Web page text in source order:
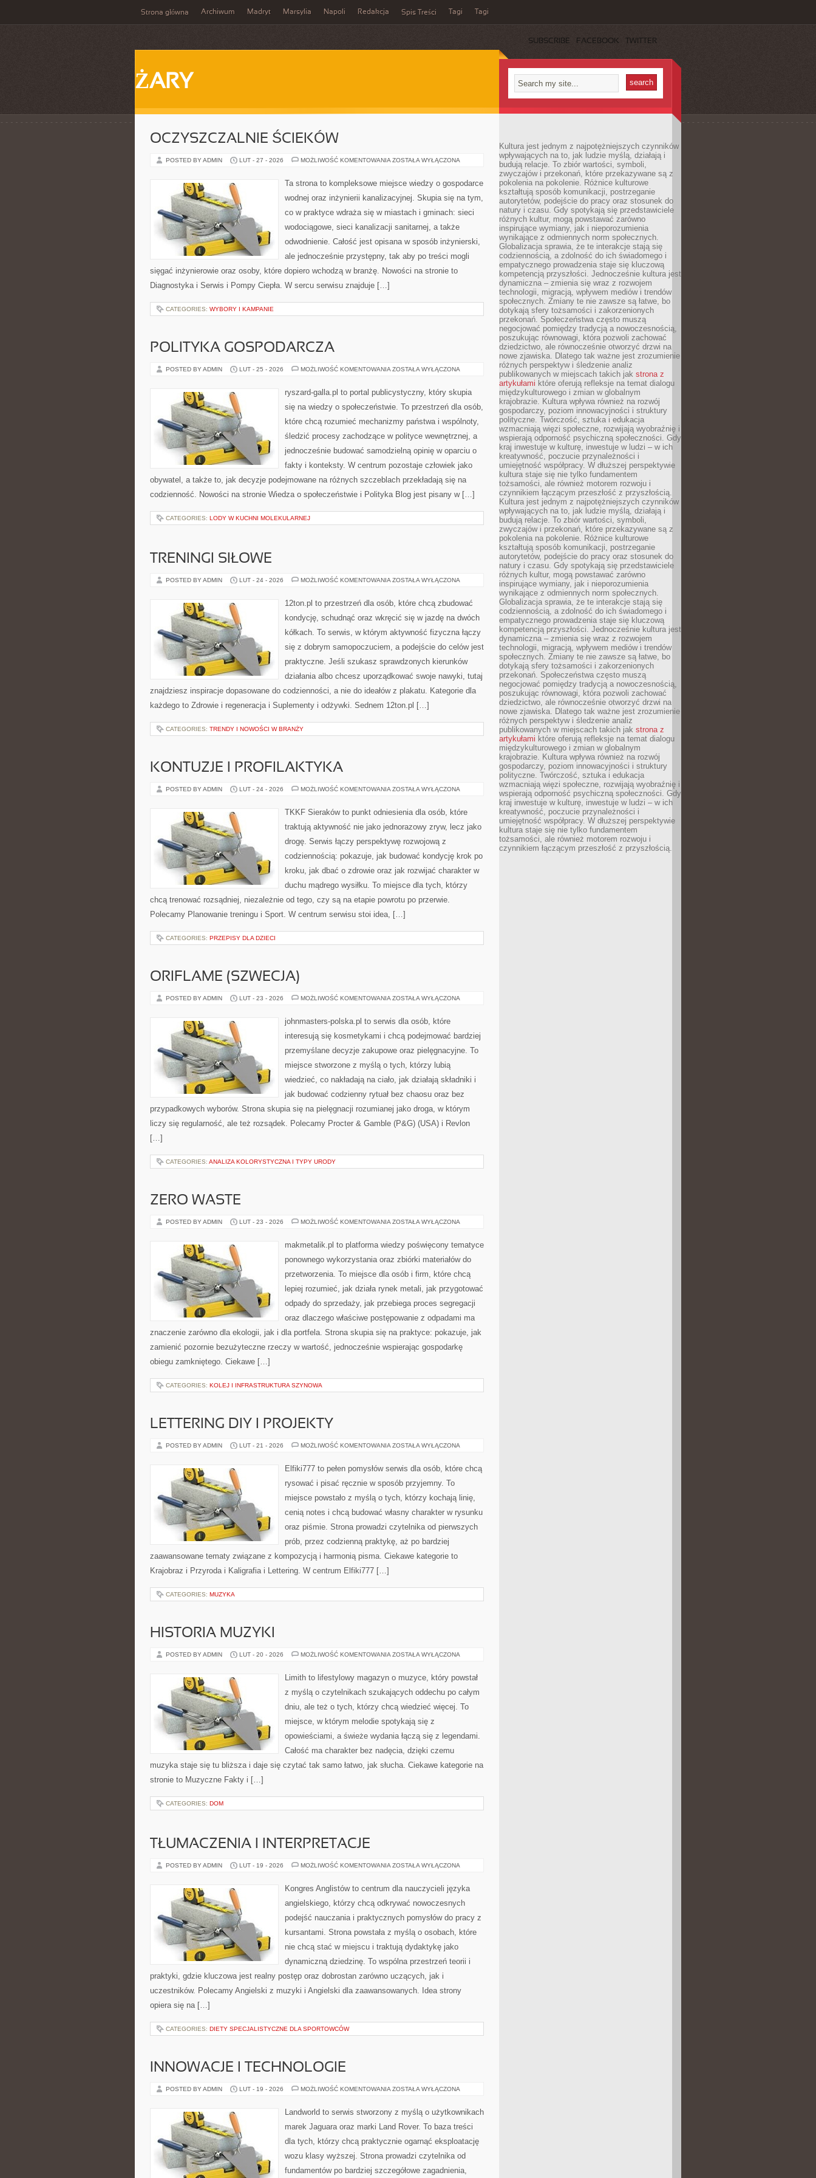
Strona główna Archiwum Madryt Marsylia Napoli Redakcja Spis Treści Tagi Tagi
SUBSCRIBE FACEBOOK TWITTER
ŻARY
OCZYSZCZALNIE ŚCIEKÓW
POSTED BY ADMIN LUT - 27 - 2026 MOŻLIWOŚĆ KOMENTOWANIA OCZYSZCZALNIE
ZOSTAŁA WYŁĄCZONA
Ta strona to kompleksowe miejsce wiedzy o gospodarce
wodnej oraz inżynierii kanalizacyjnej. Skupia się na tym,
co w praktyce wdraża się w miastach i gminach: sieci
wodociągowe, sieci kanalizacji sanitarnej, a także
odwodnienie. Całość jest opisana w sposób inżynierski,
ale jednocześnie przystępny, tak aby po treści mogli
sięgać inżynierowie oraz osoby, które dopiero wchodzą w branżę. Nowości na stronie to
Diagnostyka i Serwis i Pompy Ciepła. W sercu serwisu znajduje […]
CATEGORIES: WYBORY I KAMPANIE
POLITYKA GOSPODARCZA
POSTED BY ADMIN LUT - 25 - 2026 MOŻLIWOŚĆ KOMENTOWANIA POLITYKA
ZOSTAŁA WYŁĄCZONA
ryszard-galla.pl to portal publicystyczny, który skupia
się na wiedzy o społeczeństwie. To przestrzeń dla osób,
które chcą rozumieć mechanizmy państwa i wspólnoty,
śledzić procesy zachodzące w polityce wewnętrznej, a
jednocześnie budować samodzielną opinię w oparciu o
fakty i konteksty. W centrum pozostaje człowiek jako
obywatel, a także to, jak decyzje podejmowane na różnych szczeblach przekładają się na
codzienność. Nowości na stronie Wiedza o społeczeństwie i Polityka Blog jest pisany w […]
CATEGORIES: LODY W KUCHNI MOLEKULARNEJ
TRENINGI SIŁOWE
POSTED BY ADMIN LUT - 24 - 2026 MOŻLIWOŚĆ KOMENTOWANIA TRENINGI
ZOSTAŁA WYŁĄCZONA
12ton.pl to przestrzeń dla osób, które chcą zbudować
kondycję, schudnąć oraz wkręcić się w jazdę na dwóch
kółkach. To serwis, w którym aktywność fizyczna łączy
się z dobrym samopoczuciem, a podejście do celów jest
praktyczne. Jeśli szukasz sprawdzonych kierunków
działania albo chcesz uporządkować swoje nawyki, tutaj
znajdziesz inspiracje dopasowane do codzienności, a nie do ideałów z plakatu. Kategorie dla
każdego to Zdrowie i regeneracja i Suplementy i odżywki. Sednem 12ton.pl […]
CATEGORIES: TRENDY I NOWOŚCI W BRANŻY
KONTUZJE I PROFILAKTYKA
POSTED BY ADMIN LUT - 24 - 2026 MOŻLIWOŚĆ KOMENTOWANIA KONTUZJE
ZOSTAŁA WYŁĄCZONA
TKKF Sieraków to punkt odniesienia dla osób, które
traktują aktywność nie jako jednorazowy zryw, lecz jako
drogę. Serwis łączy perspektywę rozwojową z
codziennością: pokazuje, jak budować kondycję krok po
kroku, jak dbać o zdrowie oraz jak rozwijać charakter w
duchu mądrego wysiłku. To miejsce dla tych, którzy
chcą trenować rozsądniej, niezależnie od tego, czy są na etapie powrotu po przerwie.
Polecamy Planowanie treningu i Sport. W centrum serwisu stoi idea, […]
CATEGORIES: PRZEPISY DLA DZIECI
ORIFLAME (SZWECJA)
POSTED BY ADMIN LUT - 23 - 2026 MOŻLIWOŚĆ KOMENTOWANIA ORIFLAME
ZOSTAŁA WYŁĄCZONA
johnmasters-polska.pl to serwis dla osób, które
interesują się kosmetykami i chcą podejmować bardziej
przemyślane decyzje zakupowe oraz pielęgnacyjne. To
miejsce stworzone z myślą o tych, którzy lubią
wiedzieć, co nakładają na ciało, jak działają składniki i
jak budować codzienny rytuał bez chaosu oraz bez
przypadkowych wyborów. Strona skupia się na pielęgnacji rozumianej jako droga, w którym
liczy się regularność, ale też rozsądek. Polecamy Procter & Gamble (P&G) (USA) i Revlon
[…]
CATEGORIES: ANALIZA KOLORYSTYCZNA I TYPY URODY
ZERO WASTE
POSTED BY ADMIN LUT - 23 - 2026 MOŻLIWOŚĆ KOMENTOWANIA ZERO
ZOSTAŁA WYŁĄCZONA
makmetalik.pl to platforma wiedzy poświęcony tematyce
ponownego wykorzystania oraz zbiórki materiałów do
przetworzenia. To miejsce dla osób i firm, które chcą
lepiej rozumieć, jak działa rynek metali, jak przygotować
odpady do sprzedaży, jak przebiega proces segregacji
oraz dlaczego właściwe postępowanie z odpadami ma
znaczenie zarówno dla ekologii, jak i dla portfela. Strona skupia się na praktyce: pokazuje, jak
zamienić pozornie bezużyteczne rzeczy w wartość, jednocześnie wspierając gospodarkę
obiegu zamkniętego. Ciekawe […]
CATEGORIES: KOLEJ I INFRASTRUKTURA SZYNOWA
LETTERING DIY I PROJEKTY
POSTED BY ADMIN LUT - 21 - 2026 MOŻLIWOŚĆ KOMENTOWANIA LETTERING
PROJEKTY
ZOSTAŁA WYŁĄCZONA
Elfiki777 to pełen pomysłów serwis dla osób, które chcą
rysować i pisać ręcznie w sposób przyjemny. To
miejsce powstało z myślą o tych, którzy kochają linię,
cenią notes i chcą budować własny charakter w rysunku
oraz piśmie. Strona prowadzi czytelnika od pierwszych
prób, przez codzienną praktykę, aż po bardziej
zaawansowane tematy związane z kompozycją i harmonią pisma. Ciekawe kategorie to
Krajobraz i Przyroda i Kaligrafia i Lettering. W centrum Elfiki777 […]
CATEGORIES: MUZYKA
HISTORIA MUZYKI
POSTED BY ADMIN LUT - 20 - 2026 MOŻLIWOŚĆ KOMENTOWANIA HISTORIA
ZOSTAŁA WYŁĄCZONA
Limith to lifestylowy magazyn o muzyce, który powstał
z myślą o czytelnikach szukających oddechu po całym
dniu, ale też o tych, którzy chcą wiedzieć więcej. To
miejsce, w którym melodie spotykają się z
opowieściami, a świeże wydania łączą się z legendami.
Całość ma charakter bez nadęcia, dzięki czemu
muzyka staje się tu bliższa i daje się czytać tak samo łatwo, jak słucha. Ciekawe kategorie na
stronie to Muzyczne Fakty i […]
CATEGORIES: DOM
TŁUMACZENIA I INTERPRETACJE
POSTED BY ADMIN LUT - 19 - 2026 MOŻLIWOŚĆ KOMENTOWANIA TŁUMACZENIA
ZOSTAŁA WYŁĄCZONA
Kongres Anglistów to centrum dla nauczycieli języka
angielskiego, którzy chcą odkrywać nowoczesnych
podejść nauczania i praktycznych pomysłów do pracy z
kursantami. Strona powstała z myślą o osobach, które
nie chcą stać w miejscu i traktują dydaktykę jako
dynamiczną dziedzinę. To wspólna przestrzeń teorii i
praktyki, gdzie kluczowa jest realny postęp oraz dobrostan zarówno uczących, jak i
uczestników. Polecamy Angielski z muzyki i Angielski dla zaawansowanych. Idea strony
opiera się na […]
CATEGORIES: DIETY SPECJALISTYCZNE DLA SPORTOWCÓW
INNOWACJE I TECHNOLOGIE
POSTED BY ADMIN LUT - 19 - 2026 MOŻLIWOŚĆ KOMENTOWANIA INNOWACJE
ZOSTAŁA WYŁĄCZONA
Landworld to serwis stworzony z myślą o użytkownikach
marek Jaguara oraz marki Land Rover. To baza treści
dla tych, którzy chcą praktycznie ogarnąć eksploatację
wozu klasy wyższej. Strona prowadzi czytelnika od
fundamentów po bardziej szczegółowe zagadnienia,
Kultura jest jednym z najpotężniejszych czynników
wpływających na to, jak ludzie myślą, działają i
budują relacje. To zbiór wartości, symboli,
zwyczajów i przekonań, które przekazywane są z
pokolenia na pokolenie. Różnice kulturowe
kształtują sposób komunikacji, postrzeganie
autorytetów, podejście do pracy oraz stosunek do
natury i czasu. Gdy spotykają się przedstawiciele
różnych kultur, mogą powstawać zarówno
inspirujące wymiany, jak i nieporozumienia
wynikające z odmiennych norm społecznych.
Globalizacja sprawia, że te interakcje stają się
codziennością, a zdolność do ich świadomego i
empatycznego prowadzenia staje się kluczową
kompetencją przyszłości. Jednocześnie kultura jest
dynamiczna – zmienia się wraz z rozwojem
technologii, migracją, wpływem mediów i trendów
społecznych. Zmiany te nie zawsze są łatwe, bo
dotykają sfery tożsamości i zakorzenionych
przekonań. Społeczeństwa często muszą
negocjować pomiędzy tradycją a nowoczesnością,
poszukując równowagi, która pozwoli zachować
dziedzictwo, ale równocześnie otworzyć drzwi na
nowe zjawiska. Dlatego tak ważne jest zrozumienie
różnych perspektyw i śledzenie analiz
publikowanych w miejscach takich jak strona z
artykułami które oferują refleksje na temat dialogu
międzykulturowego i zmian w globalnym
krajobrazie. Kultura wpływa również na rozwój
gospodarczy, poziom innowacyjności i struktury
polityczne. Twórczość, sztuka i edukacja
wzmacniają więzi społeczne, rozwijają wyobraźnię i
wspierają odporność psychiczną społeczności. Gdy
kraj inwestuje w kulturę, inwestuje w ludzi – w ich
kreatywność, poczucie przynależności i
umiejętność współpracy. W dłuższej perspektywie
kultura staje się nie tylko fundamentem
tożsamości, ale również motorem rozwoju i
czynnikiem łączącym przeszłość z przyszłością.
Kultura jest jednym z najpotężniejszych czynników
wpływających na to, jak ludzie myślą, działają i
budują relacje. To zbiór wartości, symboli,
zwyczajów i przekonań, które przekazywane są z
pokolenia na pokolenie. Różnice kulturowe
kształtują sposób komunikacji, postrzeganie
autorytetów, podejście do pracy oraz stosunek do
natury i czasu. Gdy spotykają się przedstawiciele
różnych kultur, mogą powstawać zarówno
inspirujące wymiany, jak i nieporozumienia
wynikające z odmiennych norm społecznych.
Globalizacja sprawia, że te interakcje stają się
codziennością, a zdolność do ich świadomego i
empatycznego prowadzenia staje się kluczową
kompetencją przyszłości. Jednocześnie kultura jest
dynamiczna – zmienia się wraz z rozwojem
technologii, migracją, wpływem mediów i trendów
społecznych. Zmiany te nie zawsze są łatwe, bo
dotykają sfery tożsamości i zakorzenionych
przekonań. Społeczeństwa często muszą
negocjować pomiędzy tradycją a nowoczesnością,
poszukując równowagi, która pozwoli zachować
dziedzictwo, ale równocześnie otworzyć drzwi na
nowe zjawiska. Dlatego tak ważne jest zrozumienie
różnych perspektyw i śledzenie analiz
publikowanych w miejscach takich jak strona z
artykułami które oferują refleksje na temat dialogu
międzykulturowego i zmian w globalnym
krajobrazie. Kultura wpływa również na rozwój
gospodarczy, poziom innowacyjności i struktury
polityczne. Twórczość, sztuka i edukacja
wzmacniają więzi społeczne, rozwijają wyobraźnię i
wspierają odporność psychiczną społeczności. Gdy
kraj inwestuje w kulturę, inwestuje w ludzi – w ich
kreatywność, poczucie przynależności i
umiejętność współpracy. W dłuższej perspektywie
kultura staje się nie tylko fundamentem
tożsamości, ale również motorem rozwoju i
czynnikiem łączącym przeszłość z przyszłością.